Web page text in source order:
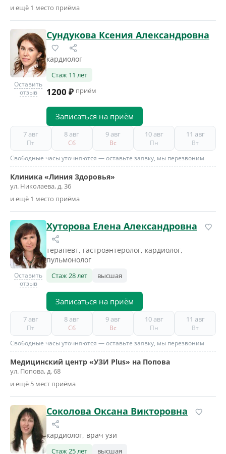
и ещё 1 место приёма
Оставить
отзыв
Сундукова Ксения Александровна
кардиолог
Стаж 11 лет
1200 ₽ приём
Записаться на приём
7 авг
Пт
8 авг
Сб
9 авг
Вс
10 авг
Пн
11 авг
Вт
Свободные часы уточняются — оставьте заявку, мы перезвоним
Клиника «Линия Здоровья»
ул. Николаева, д. 36
и ещё 1 место приёма
Оставить
отзыв
Хуторова Елена Александровна
терапевт, гастроэнтеролог, кардиолог,
пульмонолог
Стаж 28 лет высшая
Записаться на приём
7 авг
Пт
8 авг
Сб
9 авг
Вс
10 авг
Пн
11 авг
Вт
Свободные часы уточняются — оставьте заявку, мы перезвоним
Медицинский центр «УЗИ Plus» на Попова
ул. Попова, д. 68
и ещё 5 мест приёма
Соколова Оксана Викторовна
кардиолог, врач узи
Стаж 25 лет высшая